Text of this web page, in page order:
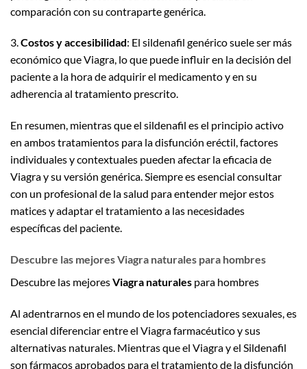
comparación con su contraparte genérica.
3.Costos y accesibilidad: El sildenafil genérico suele ser más
económico que Viagra, lo que puede influir en la decisión del
paciente a la hora de adquirir el medicamento y en su
adherencia al tratamiento prescrito.
En resumen, mientras que el sildenafil es el principio activo
en ambos tratamientos para la disfunción eréctil, factores
individuales y contextuales pueden afectar la eficacia de
Viagra y su versión genérica. Siempre es esencial consultar
con un profesional de la salud para entender mejor estos
matices y adaptar el tratamiento a las necesidades
específicas del paciente.
Descubre las mejores Viagra naturales para hombres
Descubre las mejoresViagra naturales para hombres
Al adentrarnos en el mundo de los potenciadores sexuales, es
esencial diferenciar entre el Viagra farmacéutico y sus
alternativas naturales. Mientras que el Viagra y el Sildenafil
son fármacos aprobados para el tratamiento de la disfunción